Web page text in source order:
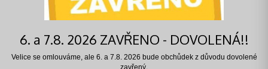
6. a 7.8. 2026 ZAVŘENO - DOVOLENÁ!!
Velice se omlouváme, ale 6. a 7.8. 2026 bude obchůdek z důvodu dovolené
zavřený.